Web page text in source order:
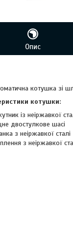
Опис
котушка зі
котушки:
із неіржавкої
двостулкове шасі
з неіржавкої сталі
з неіржавкої